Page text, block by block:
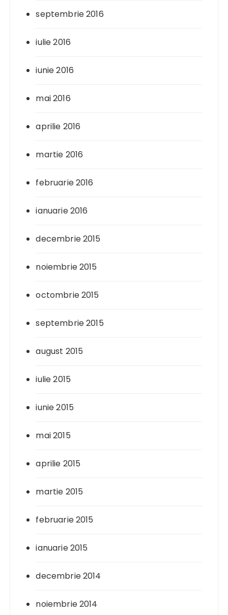
septembrie 2016
iulie 2016
iunie 2016
mai 2016
aprilie 2016
martie 2016
februarie 2016
ianuarie 2016
decembrie 2015
noiembrie 2015
octombrie 2015
septembrie 2015
august 2015
iulie 2015
iunie 2015
mai 2015
aprilie 2015
martie 2015
februarie 2015
ianuarie 2015
decembrie 2014
noiembrie 2014